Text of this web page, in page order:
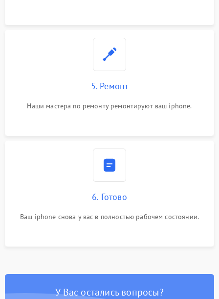
5. Ремонт
Наши мастера по ремонту ремонтируют ваш iphone.
6. Готово
Ваш iphone снова у вас в полностью рабочем состоянии.
У Вас остались вопросы?